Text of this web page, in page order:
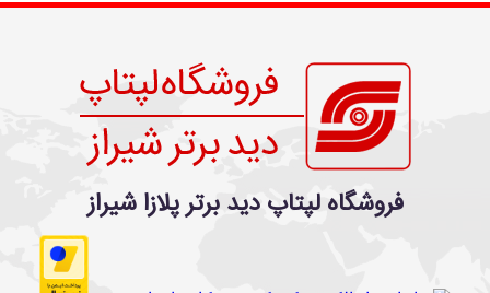
فروشگاه لپتاپ دید برتر پلازا شیراز